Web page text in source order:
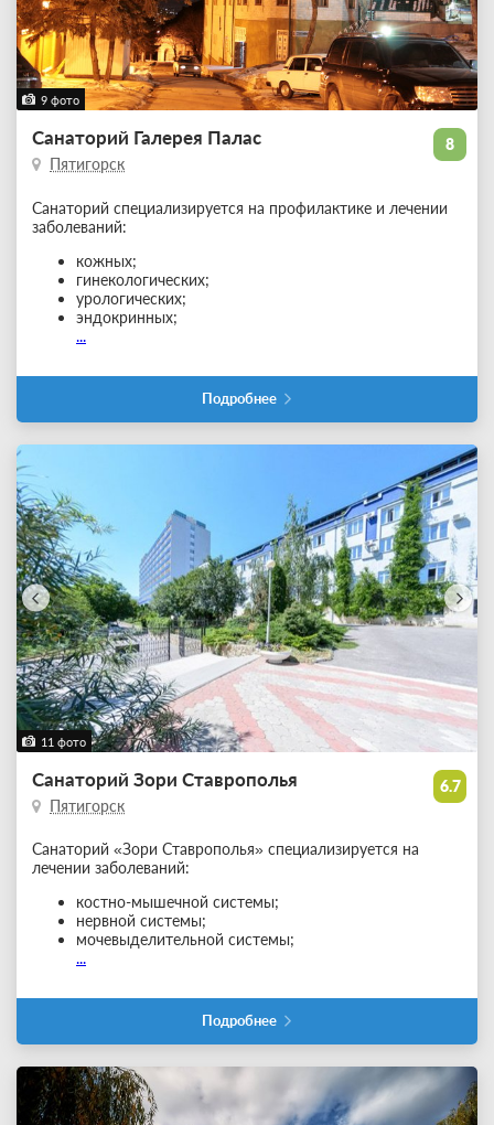
9 фото
8
Санаторий Галерея Палас
Пятигорск
Санаторий специализируется на профилактике и лечении
заболеваний:
кожных;
гинекологических;
урологических;
эндокринных;
...
Подробнее
11 фото
6.7
Санаторий Зори Ставрополья
Пятигорск
Санаторий «Зори Ставрополья» специализируется на
лечении заболеваний:
костно-мышечной системы;
нервной системы;
мочевыделительной системы;
...
Подробнее